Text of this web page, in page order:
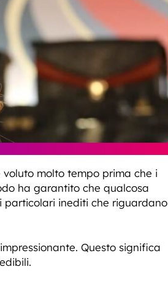
molto tempo prima che i
ha garantito che qualcosa
particolari inediti che riguardano
Questo significa